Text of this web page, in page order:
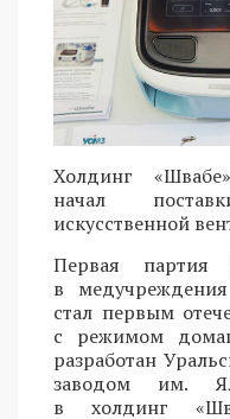
Холдинг
начал
искусственной
Первая партия
в
стал первым
с режимом
разработан
заводом им.
в холдинг